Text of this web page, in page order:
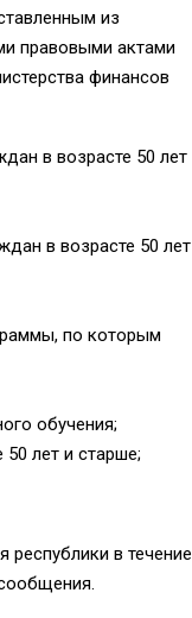
из
правовыми актами
финансов
в возрасте 50 лет
в возрасте 50 лет
по которым
обучения;
лет и старше;
республики в течение